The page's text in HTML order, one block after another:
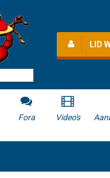
LID
Fora Video's